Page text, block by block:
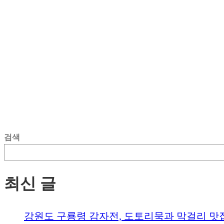
검색
최신 글
강원도 구룡령 감자전, 도토리묵과 막걸리 맛